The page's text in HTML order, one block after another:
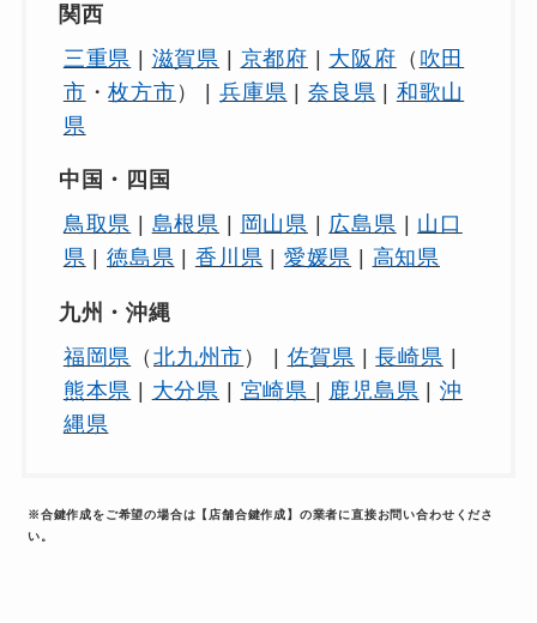
関西
三重県 | 滋賀県 | 京都府 | 大阪府 （ 吹田
市 ・枚方市 ） |兵庫県 | 奈良県 | 和歌山
県
中国・四国
鳥取県
島根県 岡山県 広島県
山口
県 |徳島県 香川県 愛媛県 高知県
九州・沖縄
福岡県 （北九州市 ） | 佐賀県 |長崎県
熊本県
大分県 宮崎県 鹿児島県 |沖
縄県
※合鍵作成をご希望の場合は【店舗合鍵作成】の業者に直接お問い合わせくださ
い。